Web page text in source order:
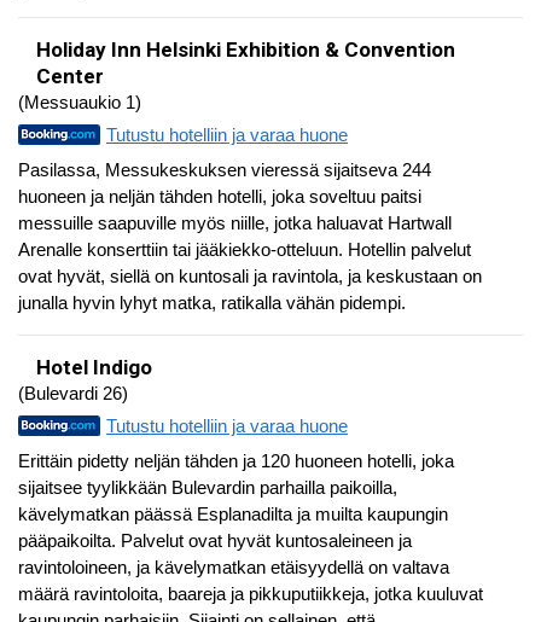
Holiday Inn Helsinki Exhibition & Convention
Center
(Messuaukio 1)
Tutustu hotelliin ja varaa huone
Pasilassa, Messukeskuksen vieressä sijaitseva 244
huoneen ja neljän tähden hotelli, joka soveltuu paitsi
messuille saapuville myös niille, jotka haluavat Hartwall
Arenalle konserttiin tai jääkiekko-otteluun. Hotellin palvelut
ovat hyvät, siellä on kuntosali ja ravintola, ja keskustaan on
junalla hyvin lyhyt matka, ratikalla vähän pidempi.
Hotel Indigo
(Bulevardi 26)
Tutustu hotelliin ja varaa huone
Erittäin pidetty neljän tähden ja 120 huoneen hotelli, joka
sijaitsee tyylikkään Bulevardin parhailla paikoilla,
kävelymatkan päässä Esplanadilta ja muilta kaupungin
pääpaikoilta. Palvelut ovat hyvät kuntosaleineen ja
ravintoloineen, ja kävelymatkan etäisyydellä on valtava
määrä ravintoloita, baareja ja pikkuputiikkeja, jotka kuuluvat